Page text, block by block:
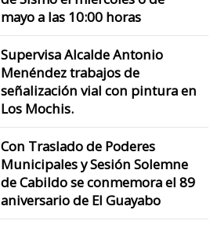
mayo a las 10:00 horas
Supervisa Alcalde Antonio
Menéndez trabajos de
señalización vial con pintura en
Los Mochis.
Con Traslado de Poderes
Municipales y Sesión Solemne
de Cabildo se conmemora el 89
aniversario de El Guayabo